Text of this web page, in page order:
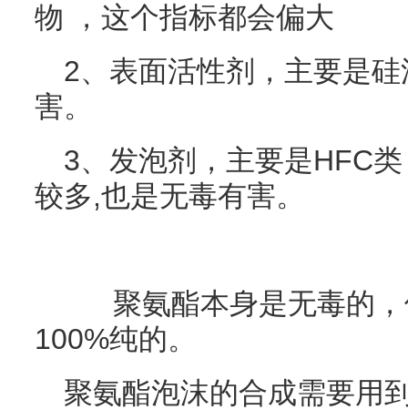
物 ，这个指标都会偏大
2、表面活性剂，主要是
害。
3、发泡剂，主要是HFC
较多,也是无毒有害。
聚氨酯本身是无毒的，
100%纯的。
聚氨酯泡沫的合成需要用